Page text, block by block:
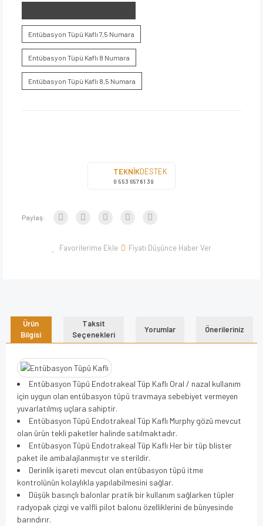
Entübasyon Tüpü Kaflı 7,5 Numara
Entübasyon Tüpü Kaflı 8 Numara
Entübasyon Tüpü Kaflı 8,5 Numara
TEKNİKDESTEK
0 553 657 81 39
Paylaş:
Fiyatı Düşünce Haber Ver
Ürün
Bilgisi
Taksit
Seçenekleri
Yorumlar Önerileriniz
Entübasyon Tüpü Endotrakeal Tüp Kaflı Oral / nazal kullanım
için uygun olan entübasyon tüpü travmaya sebebiyet vermeyen
yuvarlatılmış uçlara sahiptir.
Entübasyon Tüpü Endotrakeal Tüp Kaflı Murphy gözü mevcut
olan ürün tekli paketler halinde satılmaktadır.
Entübasyon Tüpü Endotrakeal Tüp Kaflı Her bir tüp blister
paket ile ambalajlanmıştır ve sterildir.
Derinlik işareti mevcut olan entübasyon tüpü itme
kontrolünün kolaylıkla yapılabilmesini sağlar.
Düşük basınçlı balonlar pratik bir kullanım sağlarken tüpler
radyopak çizgi ve valfli pilot balonu özelliklerini de bünyesinde
barındırır.